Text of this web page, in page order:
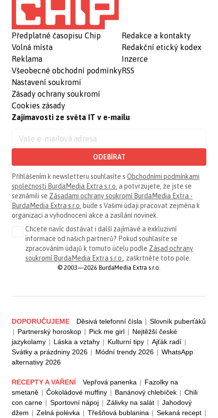
Předplatné časopisu Chip
Volná místa
Reklama
Všeobecné obchodní podmínky
Nastavení soukromí
Zásady ochrany soukromí
Cookies zásady
Redakce a kontakty
Redakční etický kodex
Inzerce
RSS
Zajímavosti ze světa IT v e-mailu
ODEBÍRAT
Přihlášením k newsletteru souhlasíte s Obchodními podmínkami
společnosti BurdaMedia Extra s.r.o. a potvrzujete, že jste se
seznámili se Zásadami ochrany soukromí BurdaMedia Extra -
BurdaMedia Extra s.r.o. bude s Vašimi údaji pracovat zejména k
organizaci a vyhodnocení akce a zasílání novinek.
Chcete navíc dostávat i další zajímavé a exkluzivní
informace od našich partnerů? Pokud souhlasíte se
zpracováním údajů k tomuto účelu podle Zásad ochrany
soukromí BurdaMedia Extra s.r.o. , zaškrtněte toto pole.
© 2003—2026 BurdaMedia Extra s.r.o.
DOPORUČUJEME Děsivá telefonní čísla | Slovník puberťáků
| Partnerský horoskop | Pick me girl | Nejtěžší české
jazykolamy | Láska a vztahy | Kulturní tipy | Ajťák radí |
Svátky a prázdniny 2026 | Módní trendy 2026 | WhatsApp
alternativy 2026
RECEPTY A VAŘENÍ Vepřová panenka | Fazolky na
smetaně | Čokoládové muffiny | Banánový chlebíček | Chili
con carne | Sportovní nápoj | Zálivky na salát | Jahodový
džem | Zelná polévka | Třešňová bublanina | Sekaná recept |